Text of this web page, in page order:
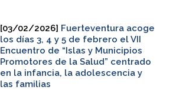
[03/02/2026] Fuerteventura acoge
los días 3, 4 y 5 de febrero el VII
Encuentro de “Islas y Municipios
Promotores de la Salud” centrado
en la infancia, la adolescencia y
las familias